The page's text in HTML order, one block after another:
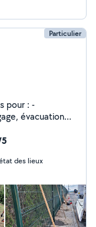
Particulier
évacuation
des lieux